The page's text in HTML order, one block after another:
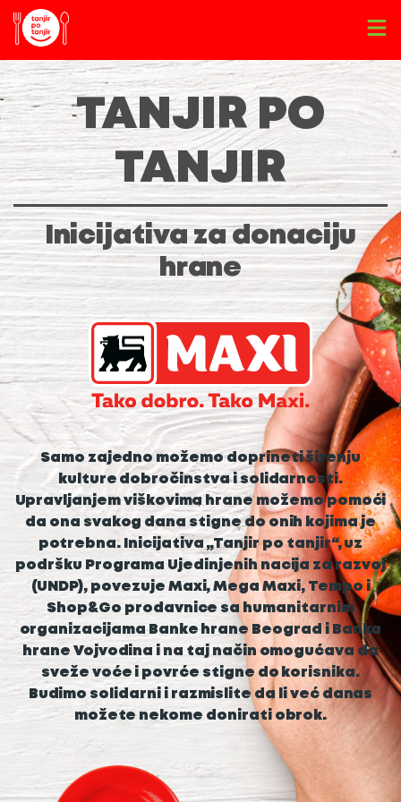
TANJIR PO
TANJIR
Inicijativa za donaciju
hrane
Samo zajedno možemo doprineti širenju
kulture dobročinstva i solidarnosti.
Upravljanjem viškovima hrane možemo pomoći
da ona svakog dana stigne do onih kojima je
potrebna. Inicijativa „Tanjir po tanjir“, uz
podršku Programa Ujedinjenih nacija za razvoj
(UNDP), povezuje Maxi, Mega Maxi, Tempo i
Shop&Go prodavnice sa humanitarnim
organizacijama Banke hrane Beograd i Banka
hrane Vojvodina i na taj način omogućava da
sveže voće i povrće stigne do korisnika.
Budimo solidarni i razmislite da li već danas
možete nekome donirati obrok.